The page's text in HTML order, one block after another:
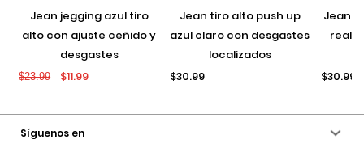
jean jegging azul tiro
alto con ajuste ceñido y
desgastes
$23.99 $11.99
jean tiro alto push up
azul claro con desgastes
localizados
$30.99
jean push up negro con
$30.99
Síguenos en